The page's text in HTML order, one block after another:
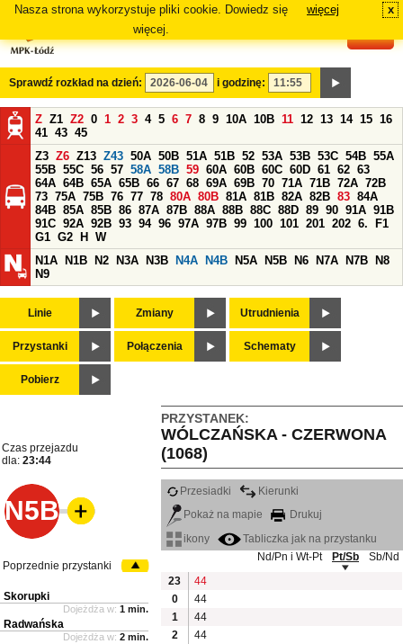
Nasza strona wykorzystuje pliki cookie. Dowiedz się
więcej.
więcej x
Sprawdź rozkład na dzień: i godzinę:
Z Z1 Z2 0 1 2 3 4 5 6 7 8 9 10A 10B 11 12 13 14 15 16
41 43 45
Z3 Z6 Z13 Z43 50A 50B 51A 51B 52 53A 53B 53C 54B 55A
55B 55C 56 57 58A 58B 59 60A 60B 60C 60D 61 62 63
64A 64B 65A 65B 66 67 68 69A 69B 70 71A 71B 72A 72B
73 75A 75B 76 77 78 80A 80B 81A 81B 82A 82B 83 84A
84B 85A 85B 86 87A 87B 88A 88B 88C 88D 89 90 91A 91B
91C 92A 92B 93 94 96 97A 97B 99 100 101 201 202 6.
F1
G1 G2 H
W
N1A
N1B N2 N3A N3B N4A N4B N5A N5B N6 N7A N7B
N8
N9
Linie Zmiany Utrudnienia
Przystanki Połączenia Schematy
Pobierz
PRZYSTANEK:
WÓLCZAŃSKA - CZERWONA
(1068)
Czas przejazdu
dla: 23:44
N5B
Przesiadki
Kierunki
Pokaż na mapie
Drukuj
ikony
Tabliczka jak na przystanku
Nd/Pn i Wt-Pt
Pt/Sb
Sb/Nd
23
44
0
44
1
44
2
44
Poprzednie przystanki
Skorupki
Dojeżdża w: 1 min.
Radwańska
Dojeżdża w: 2 min.